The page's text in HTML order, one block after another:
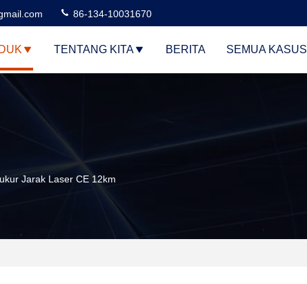
86-134-10031670
TENTANG KITA BERITA SEMUA KASUS
Jarak Laser CE 12km